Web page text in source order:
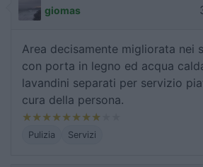
giomas
Area decisamente migliorata nei
con porta in legno ed acqua
lavandini separati per servizio
cura della persona.
Pulizia Servizi